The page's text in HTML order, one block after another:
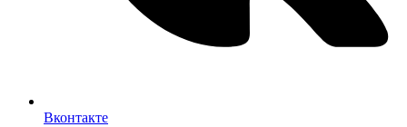
Вконтакте